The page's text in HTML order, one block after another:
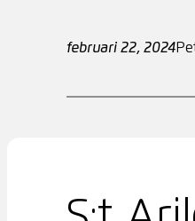
februari 22, 2024